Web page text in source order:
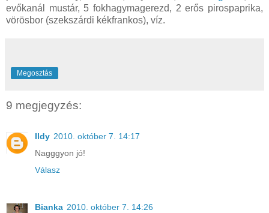
evőkanál mustár, 5 fokhagymagerezd, 2 erős pirospaprika,
vörösbor (szekszárdi kékfrankos), víz.
Megosztás
9 megjegyzés:
Ildy 2010. október 7. 14:17
Nagggyon jó!
Válasz
Bianka 2010. október 7. 14:26